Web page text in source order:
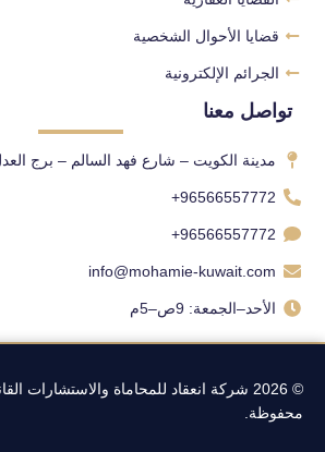
قضايا الأحوال الشخصية
الجرائم الإلكترونية
تواصل معنا
مدينة الكويت – شارع فهد السالم – برج
96566557772+
96566557772+
info@mohamie-kuwait.com
الأحد–الجمعة: 9ص–5م
© 2026 شركة انعقاد للمحاماة والاستشارات
محفوظة.